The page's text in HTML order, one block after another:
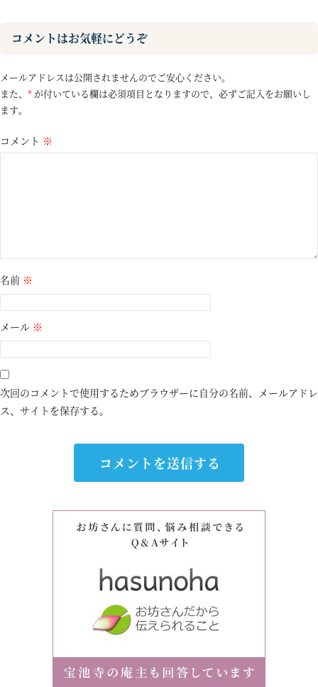
コメントはお気軽にどうぞ
メールアドレスは公開されませんのでご安心ください。
また、 * が付いている欄は必須項目となりますので、必ずご記入をお願いし
ます。
コメント ※
名前 ※
メール ※
次回のコメントで使用するためブラウザーに自分の名前、メールアドレ
ス、サイトを保存する。